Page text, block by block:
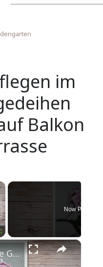
im
Balkon
Now Playing
×
Kennst du deine Geburtsblume?